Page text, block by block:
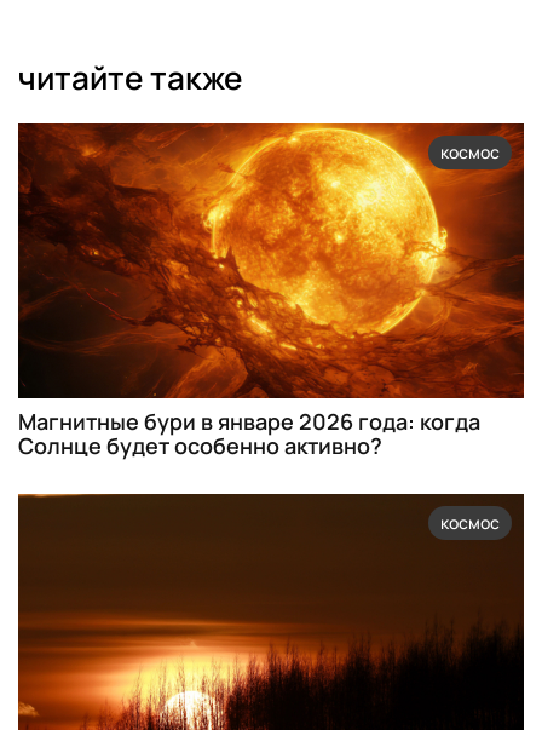
читайте также
космос
Магнитные бури в январе 2026 года: когда
Солнце будет особенно активно?
космос